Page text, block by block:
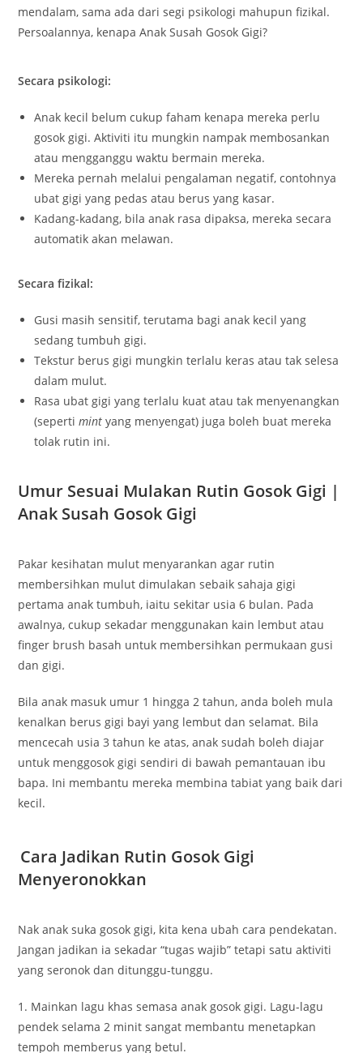
mendalam, sama ada dari segi psikologi mahupun fizikal.
Persoalannya, kenapa Anak Susah Gosok Gigi?
Secara psikologi:
Anak kecil belum cukup faham kenapa mereka perlu
gosok gigi. Aktiviti itu mungkin nampak membosankan
atau mengganggu waktu bermain mereka.
Mereka pernah melalui pengalaman negatif, contohnya
ubat gigi yang pedas atau berus yang kasar.
Kadang-kadang, bila anak rasa dipaksa, mereka secara
automatik akan melawan.
Secara fizikal:
Gusi masih sensitif, terutama bagi anak kecil yang
sedang tumbuh gigi.
Tekstur berus gigi mungkin terlalu keras atau tak selesa
dalam mulut.
Rasa ubat gigi yang terlalu kuat atau tak menyenangkan
(sepertimint yang menyengat) juga boleh buat mereka
tolak rutin ini.
Umur Sesuai Mulakan Rutin Gosok Gigi |
Anak Susah Gosok Gigi
Pakar kesihatan mulut menyarankan agar rutin
membersihkan mulut dimulakan sebaik sahaja gigi
pertama anak tumbuh, iaitu sekitar usia 6 bulan. Pada
awalnya, cukup sekadar menggunakan kain lembut atau
finger brush basah untuk membersihkan permukaan gusi
dan gigi.
Bila anak masuk umur 1 hingga 2 tahun, anda boleh mula
kenalkan berus gigi bayi yang lembut dan selamat. Bila
mencecah usia 3 tahun ke atas, anak sudah boleh diajar
untuk menggosok gigi sendiri di bawah pemantauan ibu
bapa. Ini membantu mereka membina tabiat yang baik dari
kecil.
Cara Jadikan Rutin Gosok Gigi
Menyeronokkan
Nak anak suka gosok gigi, kita kena ubah cara pendekatan.
Jangan jadikan ia sekadar “tugas wajib” tetapi satu aktiviti
yang seronok dan ditunggu-tunggu.
1. Mainkan lagu khas semasa anak gosok gigi. Lagu-lagu
pendek selama 2 minit sangat membantu menetapkan
tempoh memberus yang betul.